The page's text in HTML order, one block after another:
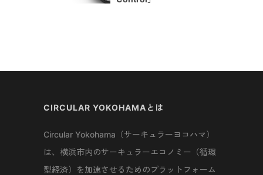
CIRCULAR YOKOHAMAとは
Circular Yokohama（サーキュラーヨコハマ）
は、横浜市内のサーキュラーエコノミー（循環
型経済）を加速させるためのプラットフォーム